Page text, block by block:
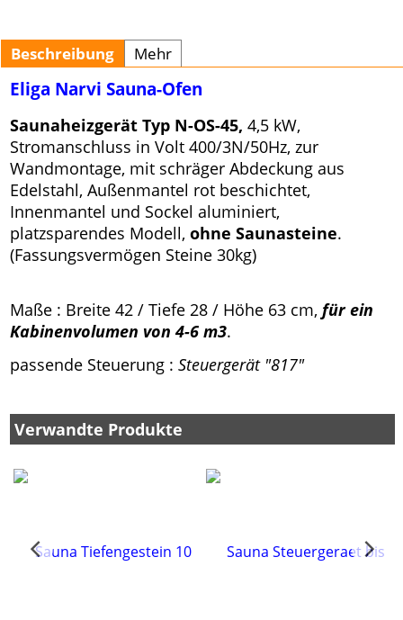
Beschreibung Mehr
Eliga Narvi Sauna-Ofen
Saunaheizgerät Typ N-OS-45, 4,5 kW,
Stromanschluss in Volt 400/3N/50Hz, zur
Wandmontage, mit schräger Abdeckung aus
Edelstahl, Außenmantel rot beschichtet,
Innenmantel und Sockel aluminiert,
platzsparendes Modell, ohne Saunasteine.
(Fassungsvermögen Steine 30kg)
Maße : Breite 42 / Tiefe 28 / Höhe 63 cm, für ein
Kabinenvolumen von 4-6 m3.
passende Steuerung : Steuergerät "817"
Verwandte Produkte